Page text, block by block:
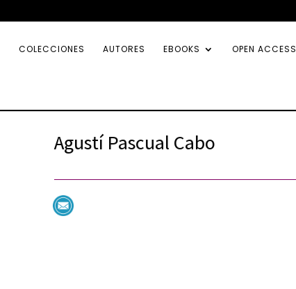
COLECCIONES AUTORES EBOOKS OPEN ACCESS
Agustí Pascual Cabo